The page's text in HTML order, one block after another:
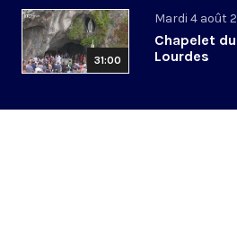
31:00
Mardi 4 août
Chapelet
Lourdes